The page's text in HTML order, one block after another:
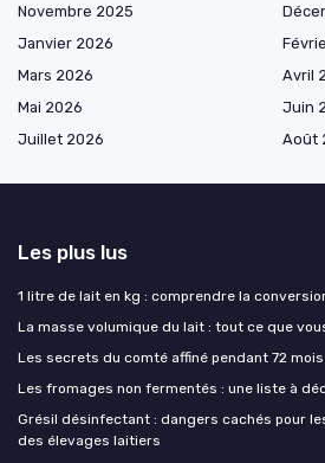
Novembre 2025
Janvier 2026
Mars 2026
Avril
Mai 2026
Juin
Juillet 2026
Août
Les plus lus
1 litre de lait en kg : comprendre la
La masse volumique du lait : tout ce que
Les secrets du comté affiné pendant 72 mois
Les fromages non fermentés : une liste à
Grésil désinfectant : dangers cachés pour
des élevages laitiers